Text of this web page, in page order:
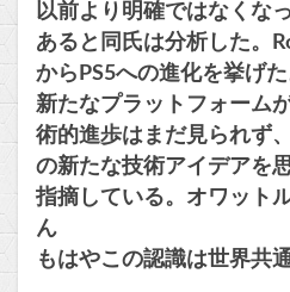
以前より明確ではなくな
あると同氏は分析した。
からPS5への進化を挙げた
新たなプラットフォーム
術的進歩はまだ見られず
の新たな技術アイデアを
指摘している。オワット
ん
もはやこの認識は世界共